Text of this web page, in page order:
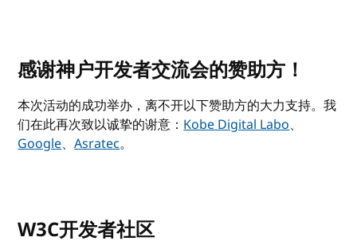
感谢神户开发者交流会的赞助方！
本次活动的成功举办，离不开以下赞助方的大力支持。我
们在此再次致以诚挚的谢意：Kobe Digital Labo、
Google、Asratec。
W3C开发者社区